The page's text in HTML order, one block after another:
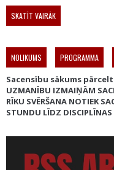
SKATĪT VAIRĀK
NOLIKUMS PROGRAMMA
Sacensību sākums pārcelts
UZMANĪBU IZMAIŅĀM
RĪKU SVĒRŠANA NOTIEK
STUNDU LĪDZ